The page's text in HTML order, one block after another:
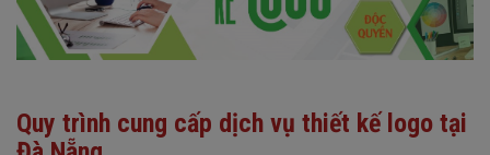
Quy trình cung cấp dịch vụ thiết kế logo tại